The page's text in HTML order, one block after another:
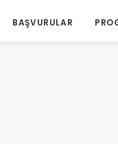
BAŞVURULAR